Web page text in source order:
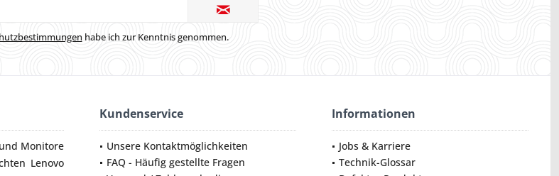
habe ich zur Kenntnis genommen.
und Monitore
Lenovo
Kundenservice
Unsere Kontaktmöglichkeiten
FAQ - Häufig gestellte Fragen
Informationen
Jobs & Karriere
Technik-Glossar